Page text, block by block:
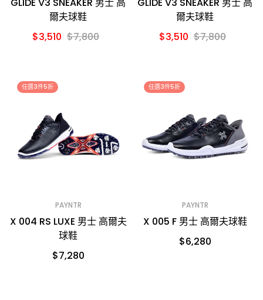
爾夫球鞋
$3,510 $7,800
爾夫球鞋
$3,510 $7,800
任選3件5折
PAYNTR
X 004 RS LUXE 男士 高爾夫
球鞋
$7,280
任選3件5折
PAYNTR
X 005 F 男士 高爾夫球鞋
$6,280